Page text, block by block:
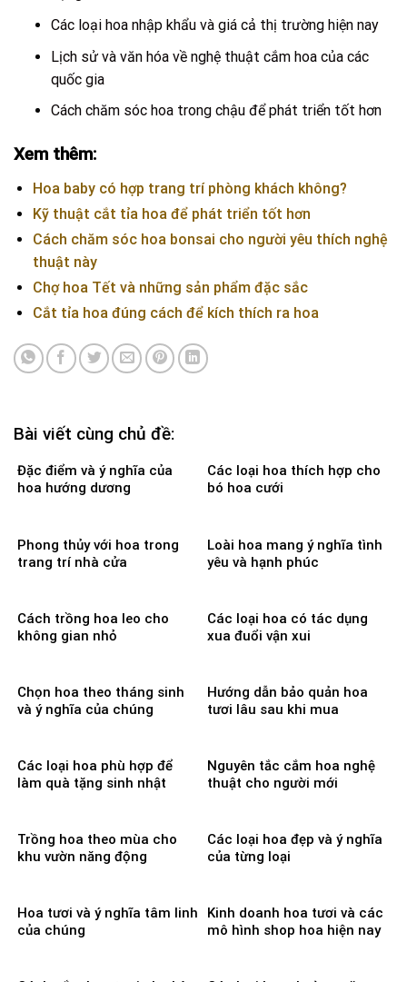
Các loại hoa nhập khẩu và giá cả thị trường hiện nay
Lịch sử và văn hóa về nghệ thuật cắm hoa của các
quốc gia
Cách chăm sóc hoa trong chậu để phát triển tốt hơn
Xem thêm:
Hoa baby có hợp trang trí phòng khách không?
Kỹ thuật cắt tỉa hoa để phát triển tốt hơn
Cách chăm sóc hoa bonsai cho người yêu thích nghệ
thuật này
Chợ hoa Tết và những sản phẩm đặc sắc
Cắt tỉa hoa đúng cách để kích thích ra hoa
Bài viết cùng chủ đề:
Đặc điểm và ý nghĩa của
hoa hướng dương
Các loại hoa thích hợp cho
bó hoa cưới
Phong thủy với hoa trong
trang trí nhà cửa
Loài hoa mang ý nghĩa tình
yêu và hạnh phúc
Cách trồng hoa leo cho
không gian nhỏ
Các loại hoa có tác dụng
xua đuổi vận xui
Chọn hoa theo tháng sinh
và ý nghĩa của chúng
Hướng dẫn bảo quản hoa
tươi lâu sau khi mua
Các loại hoa phù hợp để
làm quà tặng sinh nhật
Nguyên tắc cắm hoa nghệ
thuật cho người mới
Trồng hoa theo mùa cho
khu vườn năng động
Các loại hoa đẹp và ý nghĩa
của từng loại
Hoa tươi và ý nghĩa tâm linh
của chúng
Kinh doanh hoa tươi và các
mô hình shop hoa hiện nay